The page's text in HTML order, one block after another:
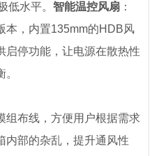
低水平。智能温控风扇 ：
本，内置135mm的HDB风
启停功能，让电源在散热性
组布线，方便用户根据需求
内部的杂乱，提升通风性